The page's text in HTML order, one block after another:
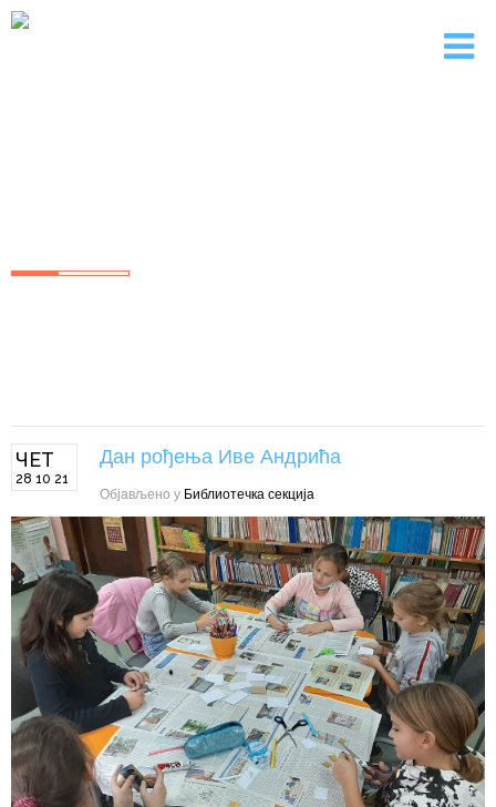
ЧЕТ
28 10 21
Дан рођења Иве Андрића
Објављено у Библиотечка секција